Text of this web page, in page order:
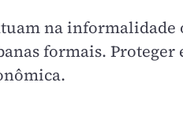
na
formais.